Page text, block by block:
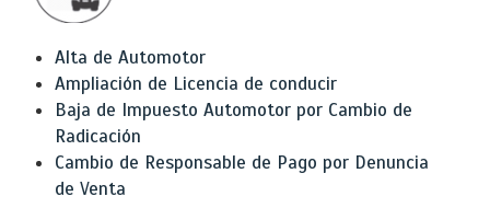
Alta de Automotor
Ampliación de Licencia de conducir
Baja de Impuesto Automotor por Cambio de
Radicación
Cambio de Responsable de Pago por Denuncia
de Venta